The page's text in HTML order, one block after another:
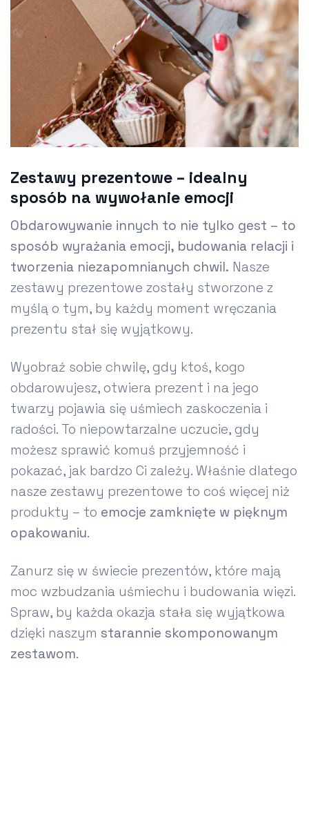
Zestawy prezentowe – idealny
sposób na wywołanie emocji
Obdarowywanie innych to nie tylko gest – to
sposób wyrażania emocji, budowania relacji i
tworzenia niezapomnianych chwil. Nasze
zestawy prezentowe zostały stworzone z
myślą o tym, by każdy moment wręczania
prezentu stał się wyjątkowy.
Wyobraź sobie chwilę, gdy ktoś, kogo
obdarowujesz, otwiera prezent i na jego
twarzy pojawia się uśmiech zaskoczenia i
radości. To niepowtarzalne uczucie, gdy
możesz sprawić komuś przyjemność i
pokazać, jak bardzo Ci zależy. Właśnie dlatego
nasze zestawy prezentowe to coś więcej niż
produkty – to emocje zamknięte w pięknym
opakowaniu.
Zanurz się w świecie prezentów, które mają
moc wzbudzania uśmiechu i budowania więzi.
Spraw, by każda okazja stała się wyjątkowa
dzięki naszym starannie skomponowanym
zestawom.